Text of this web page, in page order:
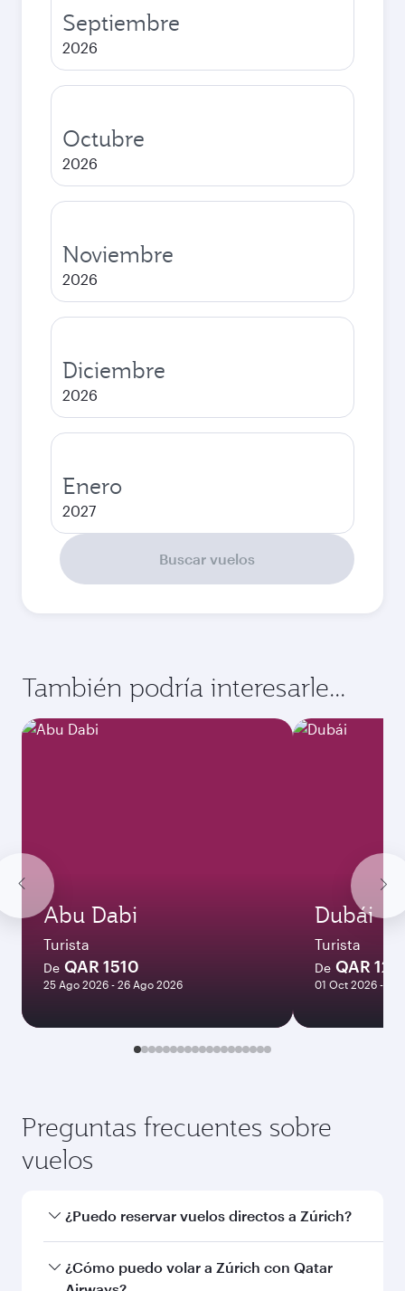
Septiembre
2026
Octubre
2026
Noviembre
2026
Diciembre
2026
Enero
2027
Buscar vuelos
También podría interesarle...
Abu Dabi
Turista
De QAR 1510
25 Ago 2026 - 26 Ago 2026
Dubái
Turista
De QAR
01 Oct 2026 - 06
Preguntas frecuentes sobre
vuelos
¿Puedo reservar vuelos directos a Zúrich?
Sí, Qatar Airways opera vuelos directos a
Zúrich. Busque vuelos a través en nuestra
¿Cómo puedo volar a Zúrich con Qatar